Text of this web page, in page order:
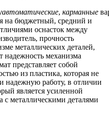
, карманные
на бюджетный, средний и
оснасток между
прочность
металлических деталей,
надежность механизма
представляет собой
из пластика, которая не
надежную работу, в отличии
является усиленной
с металлическими деталями